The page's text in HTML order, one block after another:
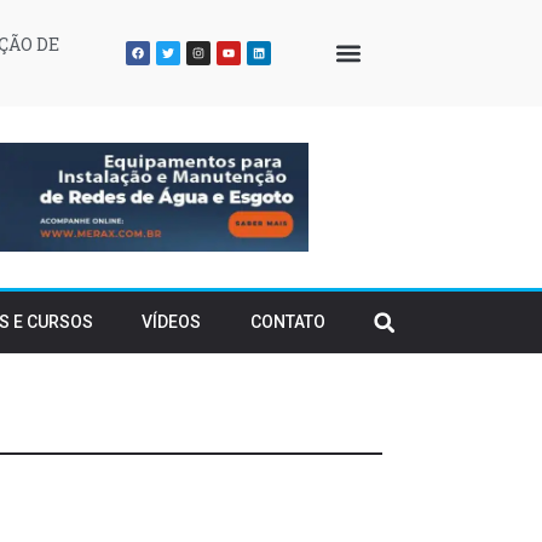
DE
E CURSOS VÍDEOS CONTATO